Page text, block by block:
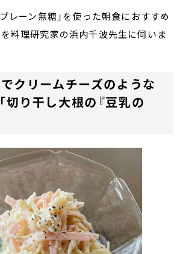
レーン無糖」を使った朝食におすすめ
料理研究家の浜内千波先生に伺いま
でクリームチーズのような
り干し大根の『豆乳の